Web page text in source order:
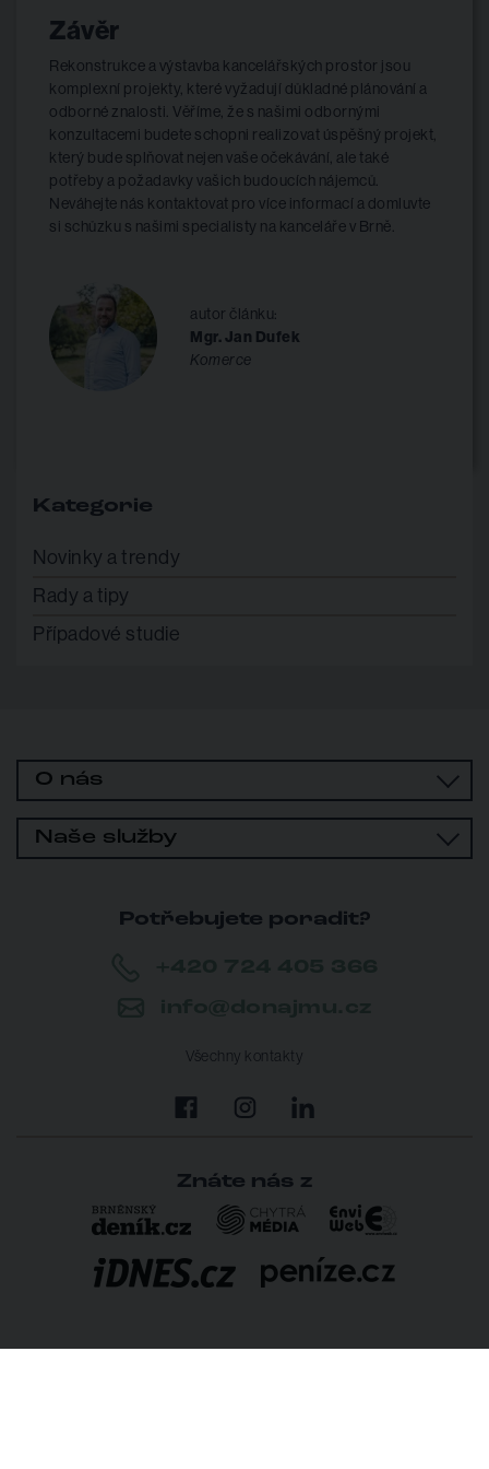
Závěr
Rekonstrukce a výstavba kancelářských prostor jsou
komplexní projekty, které vyžadují důkladné plánování a
odborné znalosti. Věříme, že s našimi odbornými
konzultacemi budete schopni realizovat úspěšný projekt,
který bude splňovat nejen vaše očekávání, ale také
potřeby a požadavky vašich budoucích nájemců.
Neváhejte nás kontaktovat pro více informací a domluvte
si schůzku s našimi specialisty na kanceláře v Brně.
autor článku:
Mgr. Jan Dufek
Komerce
Kategorie
Novinky a trendy
Rady a tipy
Případové studie
O nás
Naše služby
Potřebujete poradit?
Všechny kontakty
Znáte nás z